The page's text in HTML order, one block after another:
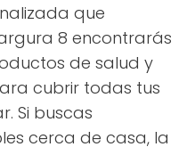
que
8 encontrarás
de salud y
cubrir todas tus
Si buscas
cerca de casa, la